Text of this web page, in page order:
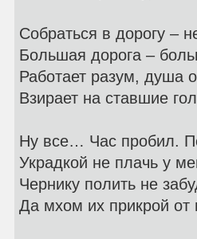
Собраться в дорогу –
Большая дорога –
Работает разум, душа
Взирает на ставшие
Ну все… Час пробил.
Украдкой не плачь у
Чернику полить не
Да мхом их прикрой от